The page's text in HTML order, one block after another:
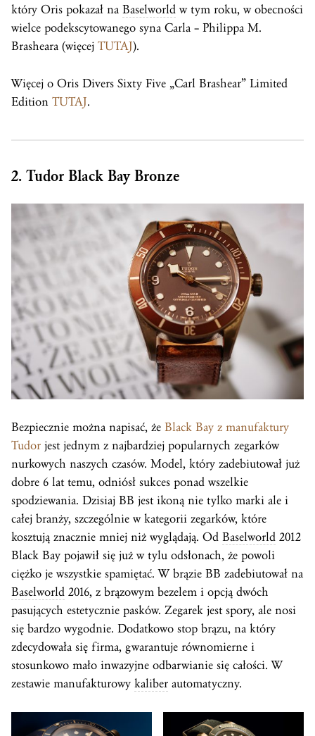
który Oris pokazał na Baselworld w tym roku, w obecności
wielce podekscytowanego syna Carla – Philippa M.
Brasheara (więcej TUTAJ).
Więcej o Oris Divers Sixty Five „Carl Brashear” Limited
Edition TUTAJ.
2. Tudor Black Bay Bronze
Bezpiecznie można napisać, że Black Bay z manufaktury
Tudor jest jednym z najbardziej popularnych zegarków
nurkowych naszych czasów. Model, który zadebiutował już
dobre 6 lat temu, odniósł sukces ponad wszelkie
spodziewania. Dzisiaj BB jest ikoną nie tylko marki ale i
całej branży, szczególnie w kategorii zegarków, które
kosztują znacznie mniej niż wyglądają. Od Baselworld 2012
Black Bay pojawił się już w tylu odsłonach, że powoli
ciężko je wszystkie spamiętać. W brązie BB zadebiutował na
Baselworld 2016, z brązowym bezelem i opcją dwóch
pasujących estetycznie pasków. Zegarek jest spory, ale nosi
się bardzo wygodnie. Dodatkowo stop brązu, na który
zdecydowała się firma, gwarantuje równomierne i
stosunkowo mało inwazyjne odbarwianie się całości. W
zestawie manufakturowy kaliber automatyczny.